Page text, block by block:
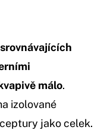
málo.
izolované
jako celek.